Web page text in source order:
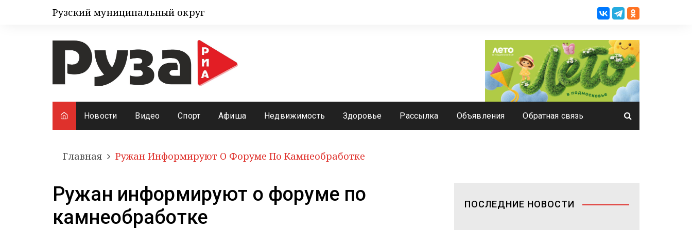
Рузский муниципальный округ
Новости Видео Спорт Афиша Недвижимость Здоровье Рассылка Объявления Обратная связь
Главная Ружан Информируют О Форуме По Камнеобработке
Ружан информируют о форуме по
камнеобработке
ПОСЛЕДНИЕ НОВОСТИ